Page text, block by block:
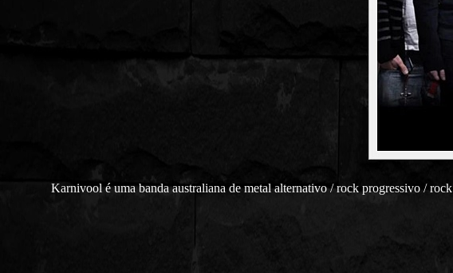
Karnivool é uma banda australiana de metal alternativo / rock progressivo /